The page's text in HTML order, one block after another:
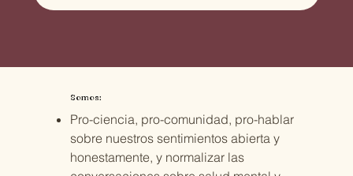
Somos:
Pro-ciencia, pro-comunidad, pro-hablar
sobre nuestros sentimientos abierta y
honestamente, y normalizar las